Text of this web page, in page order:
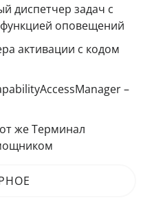
диспетчер задач с
оповещений
активации с кодом
–
же Терминал